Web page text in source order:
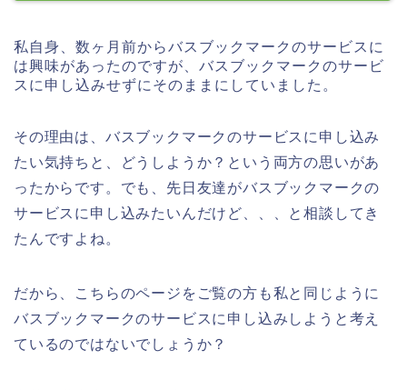
私自身、数ヶ月前からバスブックマークのサービスに
は興味があったのですが、バスブックマークのサービ
スに申し込みせずにそのままにしていました。
その理由は、バスブックマークのサービスに申し込み
たい気持ちと、どうしようか？という両方の思いがあ
ったからです。でも、先日友達がバスブックマークの
サービスに申し込みたいんだけど、、、と相談してき
たんですよね。
だから、こちらのページをご覧の方も私と同じように
バスブックマークのサービスに申し込みしようと考え
ているのではないでしょうか？